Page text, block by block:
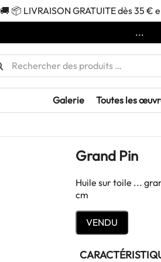
🚚 📦 LIVRAISON GRATUITE dès 35 €
...
Galerie Toutes les
Grand Pin
Huile sur toile ... grand pin... peint sur toile
cm
VENDU